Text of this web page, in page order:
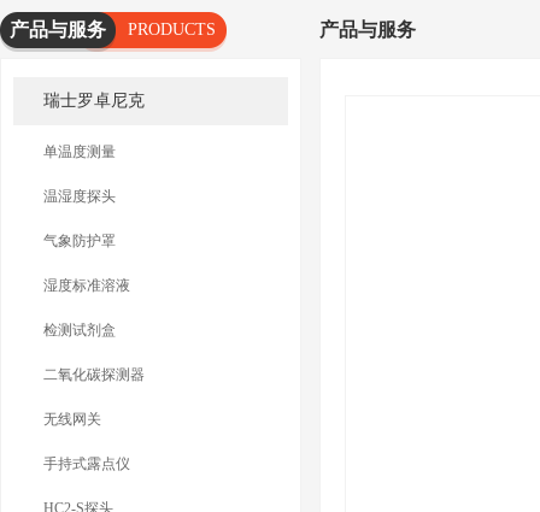
产品与服务
PRODUCTS
SERVICES
瑞士罗卓尼克
单温度测量
温湿度探头
气象防护罩
湿度标准溶液
检测试剂盒
二氧化碳探测器
无线网关
手持式露点仪
HC2-S探头
产品与服务